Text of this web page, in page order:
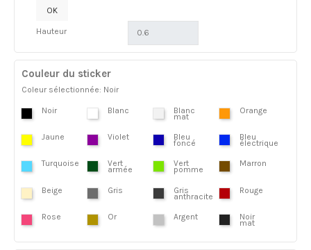
OK
Hauteur
Couleur du sticker
Coleur sélectionnée: Noir
Noir Blanc Blanc
mat
Orange
Jaune Violet Bleu
foncé
Bleu
électrique
Turquoise Vert
armée
Vert
pomme
Marron
Beige Gris Gris
anthracite
Rouge
Rose Or Argent Noir
mat